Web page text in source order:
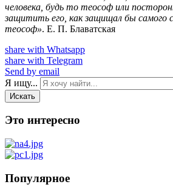
человека, будь то теософ или
защитить его, как защищал бы самого
теософ». Е. П. Блаватская
share with Whatsapp
share with Telegram
Send by email
Я ищу...
Искать
Это интересно
Популярное